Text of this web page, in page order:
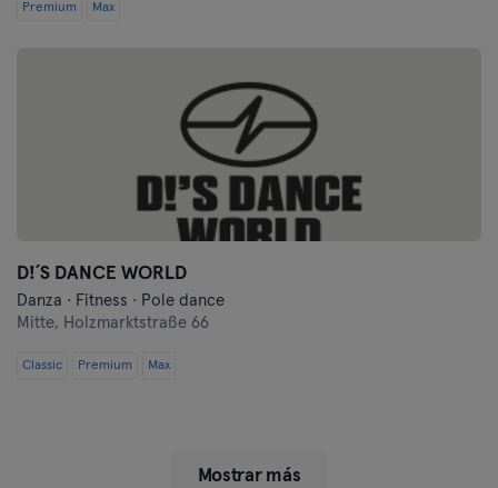
Premium Max
D!´S DANCE WORLD
Danza · Fitness · Pole dance
Mitte, Holzmarktstraße 66
Classic Premium Max
Mostrar más